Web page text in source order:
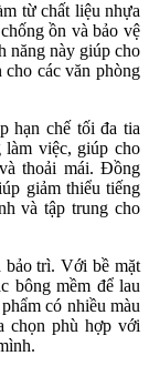
từ chất liệu nhựa
ồn và bảo vệ
năng này giúp cho
các văn phòng
hạn chế tối đa tia
làm việc, giúp cho
thoải mái. Đồng
giảm thiểu tiếng
và tập trung cho
bảo trì. Với bề mặt
bông mềm để lau
có nhiều màu
chọn phù hợp với